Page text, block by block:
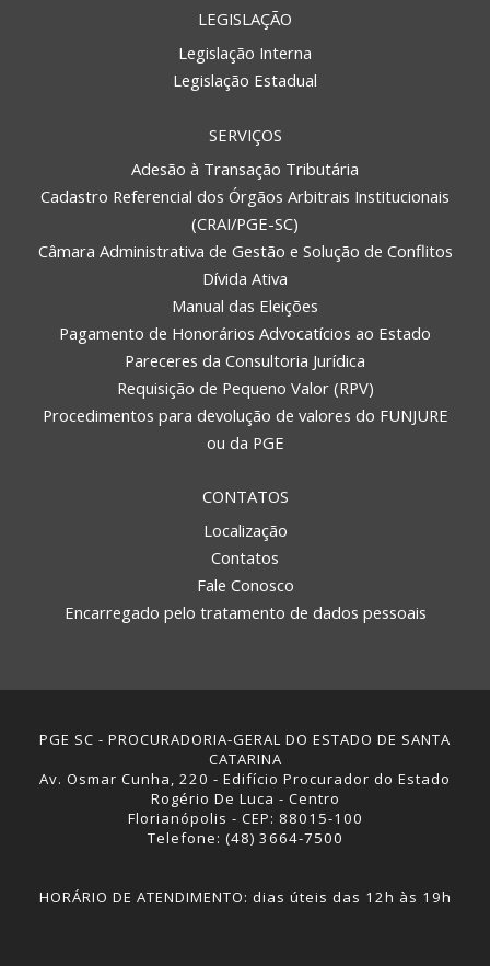
LEGISLAÇÃO
Legislação Interna
Legislação Estadual
SERVIÇOS
Adesão à Transação Tributária
Cadastro Referencial dos Órgãos Arbitrais Institucionais
(CRAI/PGE-SC)
Câmara Administrativa de Gestão e Solução de Conflitos
Dívida Ativa
Manual das Eleições
Pagamento de Honorários Advocatícios ao Estado
Pareceres da Consultoria Jurídica
Requisição de Pequeno Valor (RPV)
Procedimentos para devolução de valores do FUNJURE
ou da PGE
CONTATOS
Localização
Contatos
Fale Conosco
Encarregado pelo tratamento de dados pessoais
PGE SC - PROCURADORIA-GERAL DO ESTADO DE SANTA
CATARINA
Av. Osmar Cunha, 220 - Edifício Procurador do Estado
Rogério De Luca - Centro
Florianópolis - CEP: 88015-100
Telefone: (48) 3664-7500
HORÁRIO DE ATENDIMENTO: dias úteis das 12h às 19h